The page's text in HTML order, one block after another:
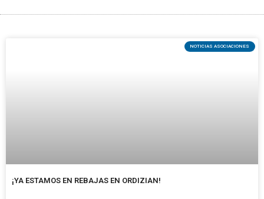
NOTICIAS ASOCIACIONES
¡YA ESTAMOS EN REBAJAS EN ORDIZIAN!